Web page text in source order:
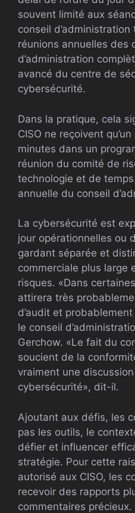
souvent limité aux
conseil
réunions annuelles des
d’administration
avancé du centre de
cybersécurité.
Dans la pratique, cela
CISO ne reçoivent
minutes dans un
réunion du comité de
technologie et de
annuelle du conseil
La cybersécurité est
jour opérationnelles ou
gardant séparée et
commerciale plus large
risques. «Dans
attirera très
d’audit et
le conseil
Gerchow. «Le fait du
soucient de la
vraiment une
cybersécurité», dit-il.
Ajoutant aux défis, les
pas les outils, le
défier et influencer
stratégie. Pour cette
autorisé aux CISO, les
recevoir des rapports
commentaires précieux.